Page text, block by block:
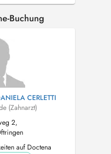
Buchung
CERLETTI
(Zahnarzt)
2,
auf Doctena